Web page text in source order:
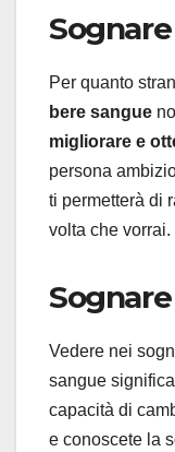
Per quanto
bere sangue
migliorare e
persona
ti permetterà di
volta che vorrai.
Vedere nei
sangue
capacità di
e conoscete la